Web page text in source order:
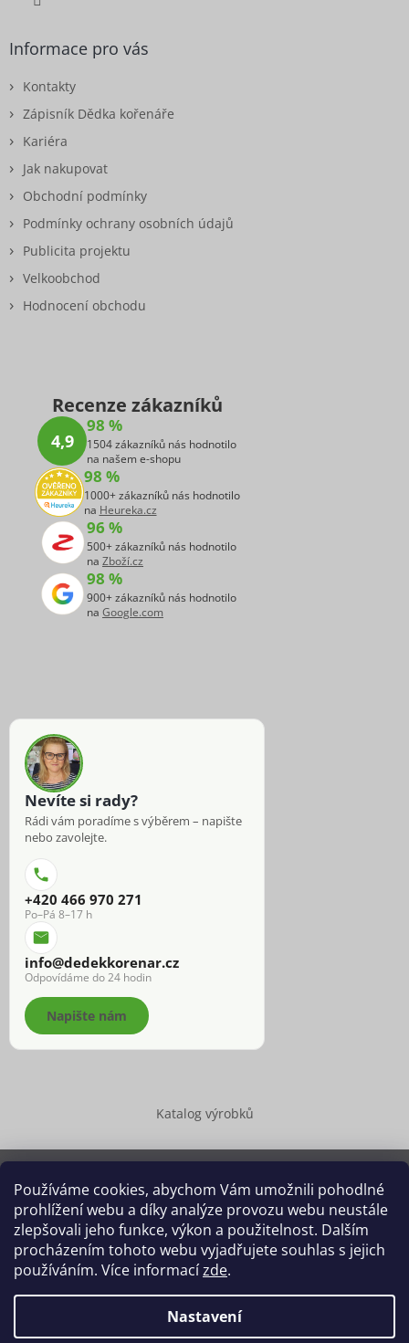
Používáme cookies, abychom Vám umožnili pohodlné
prohlížení webu a díky analýze provozu webu neustále
zlepšovali jeho funkce, výkon a použitelnost. Dalším
procházením tohoto webu vyjadřujete souhlas s jejich
používáním. Více informacízde.
Nastavení
Informace pro vás
Kontakty
Zápisník Dědka kořenáře
Kariéra
Jak nakupovat
Obchodní podmínky
Podmínky ochrany osobních údajů
Publicita projektu
Velkoobchod
Hodnocení obchodu
Recenze zákazníků
4,9
98 %
1504 zákazníků nás hodnotilo
na našem e-shopu
98 %
1000+ zákazníků nás hodnotilo
na Heureka.cz
96 %
500+ zákazníků nás hodnotilo
na Zboží.cz
98 %
900+ zákazníků nás hodnotilo
na Google.com
Nevíte si rady?
Rádi vám poradíme s výběrem – napište
nebo zavolejte.
+420 466 970 271
Po–Pá 8–17 h
info@dedekkorenar.cz
Odpovídáme do 24 hodin
Napište nám
Katalog výrobků
Copyright 2026 Dědek kořenář®
. Všechna práva vyhrazena.
Upravit nastavení cookies
Grafický návrh vytvořil a na Shoptet implementoval
Shoptetak.cz.